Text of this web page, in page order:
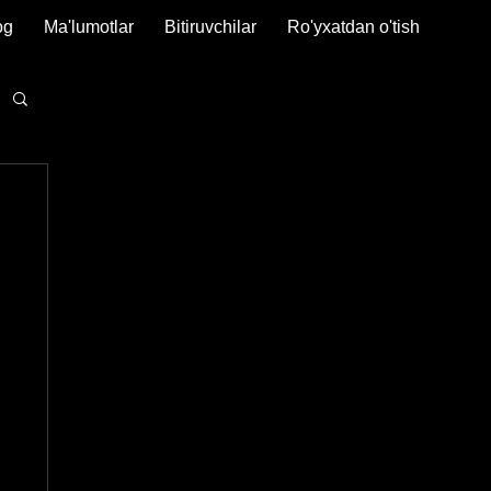
Ma'lumotlar Bitiruvchilar Ro'yxatdan o'tish